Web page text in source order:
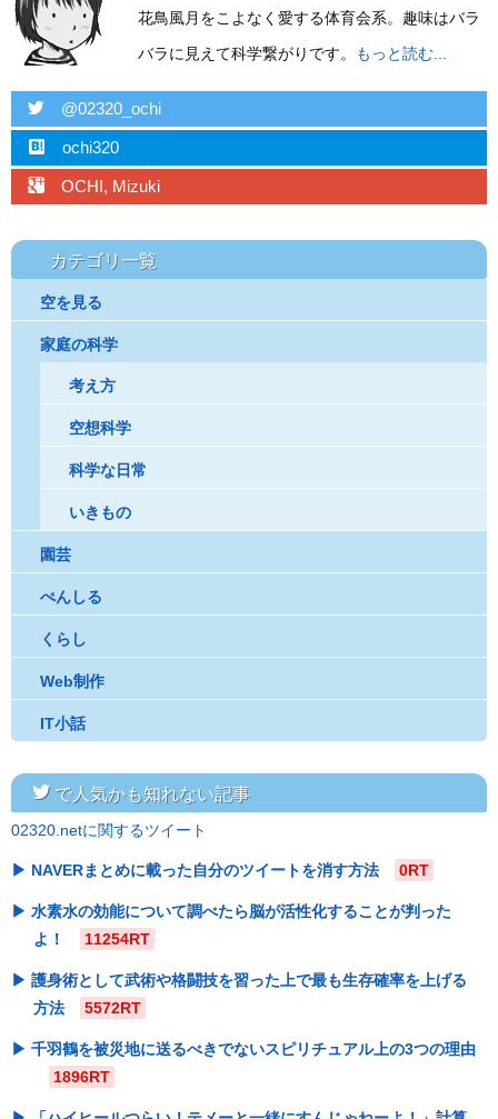
花鳥風月をこよなく愛する体育会系。趣味はバラ
バラに見えて科学繋がりです。
もっと読む...
twitter @02320_ochi
hatebu ochi320
googleplus OCHI, Mizuki
カテゴリ一覧
空を見る
家庭の科学
考え方
空想科学
科学な日常
いきもの
園芸
ぺんしる
くらし
Web制作
IT小話
twitterで人気かも知れない記事
02320.netに関するツイート
NAVERまとめに載った自分のツイートを消す方法 0RT
水素水の効能について調べたら脳が活性化することが判った
よ！
11254RT
護身術として武術や格闘技を習った上で最も生存確率を上げる
方法
5572RT
千羽鶴を被災地に送るべきでないスピリチュアル上の3つの理由
1896RT